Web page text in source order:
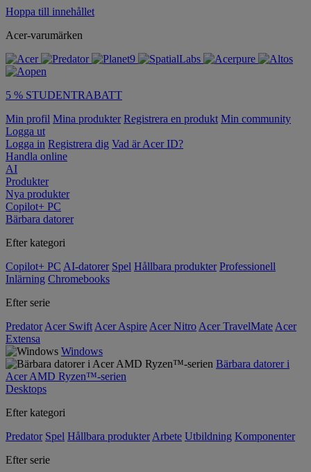
Hoppa till innehållet
Acer-varumärken
5 % STUDENTRABATT
Min profil Mina produkter Registrera en produkt Min community
Logga ut
Logga in Registrera dig Vad är Acer ID?
Handla online
AI
Produkter
Nya produkter
Copilot+ PC
Bärbara datorer
Efter kategori
Copilot+ PC AI-datorer Spel Hållbara produkter Professionell
Inlärning Chromebooks
Efter serie
Predator Acer Swift Acer Aspire Acer Nitro Acer TravelMate Acer
Extensa
Windows
Bärbara datorer i
Acer AMD Ryzen™-serien
Desktops
Efter kategori
Predator Spel Hållbara produkter Arbete Utbildning Komponenter
Efter serie